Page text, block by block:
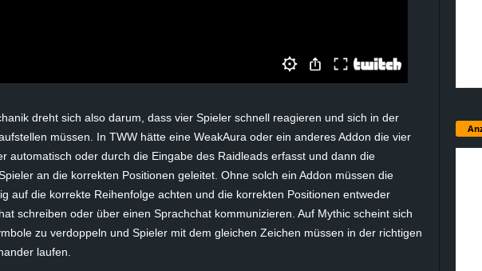
dreht sich also darum, dass vier Spieler schnell reagieren und sich in der
müssen. In TWW hätte eine WeakAura oder ein anderes Addon die vier
automatisch oder durch die Eingabe des Raidleads erfasst und dann die
an die korrekten Positionen geleitet. Ohne solch ein Addon müssen die
auf die korrekte Reihenfolge achten und die korrekten Positionen entweder
schreiben oder über einen Sprachchat kommunizieren. Auf Mythic scheint sich
zu verdoppeln und Spieler mit dem gleichen Zeichen müssen in der richtigen
laufen.